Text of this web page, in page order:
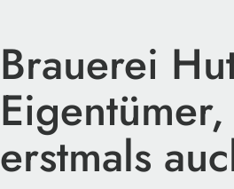
Brauerei
erstmals